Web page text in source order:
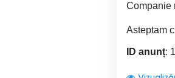
Companie
Asteptam
ID anunț: